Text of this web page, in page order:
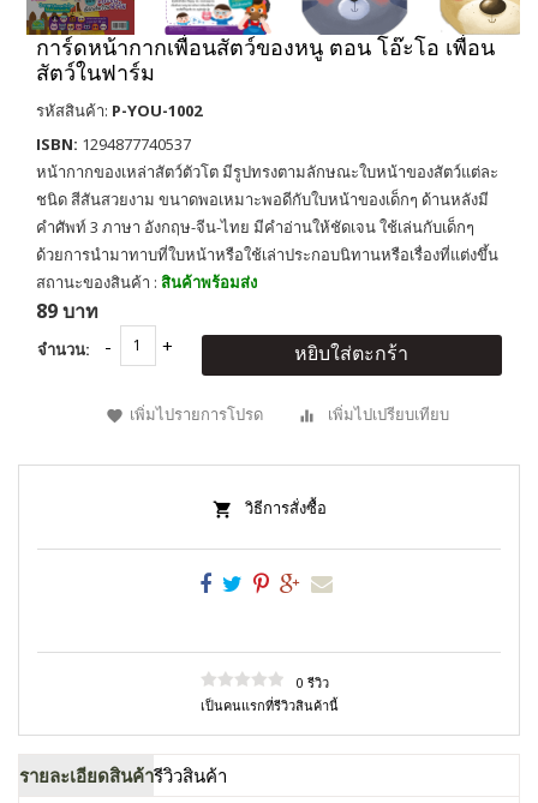
การ์ดหน้ากากเพื่อนสัตว์ของหนู ตอน โอ๊ะโอ เพื่อน
สัตว์ในฟาร์ม
รหัสสินค้า: P-YOU-1002
ISBN: 1294877740537
หน้ากากของเหล่าสัตว์ตัวโต มีรูปทรงตามลักษณะใบหน้าของสัตว์แต่ละ
ชนิด สีสันสวยงาม ขนาดพอเหมาะพอดีกับใบหน้าของเด็กๆ ด้านหลังมี
คำศัพท์ 3 ภาษา อังกฤษ-จีน-ไทย มีคำอ่านให้ชัดเจน ใช้เล่นกับเด็กๆ
ด้วยการนำมาทาบที่ใบหน้าหรือใช้เล่าประกอบนิทานหรือเรื่องที่แต่งขึ้น
สถานะของสินค้า : สินค้าพร้อมส่ง
89 บาท
จำนวน: หยิบใส่ตะกร้า
เพิ่มไปรายการโปรด เพิ่มไปเปรียบเทียบ
วิธีการสั่งซื้อ
0 รีวิว
เป็นคนแรกที่รีวิวสินค้านี้
รายละเอียดสินค้ารีวิวสินค้า